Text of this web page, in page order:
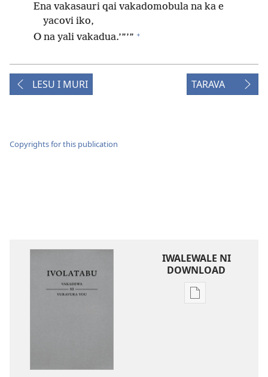
Ena vakasauri qai vakadomobula na ka e
yacovi iko,
O na yali vakadua.’”’” +
LESU I MURI TARAVA
Copyrights for this publication
IWALEWALE NI
DOWNLOAD
Sala